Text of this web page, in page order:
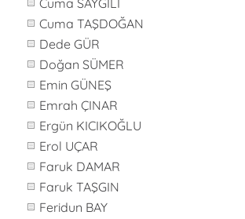
Cuma SAYGILI
Cuma TAŞDOĞAN
Dede GÜR
Doğan SÜMER
Emin GÜNEŞ
Emrah ÇINAR
Ergün KICIKOĞLU
Erol UÇAR
Faruk DAMAR
Faruk TAŞGIN
Feridun BAY